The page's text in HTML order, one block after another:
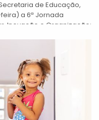
de Educação,
a 6ª Jornada
Inovação e Organização: